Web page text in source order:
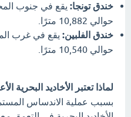
خندق تونجا: يقع في جنوب
حوالي 10,882 مترًا.
خندق الفلبين: يقع في غرب
حوالي 10,540 مترًا.
لماذا تعتبر الأخاديد البحرية
بسبب عملية الاندساس